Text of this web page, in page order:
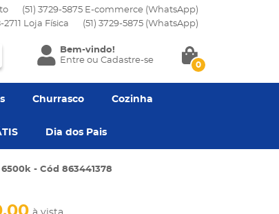
(51) 3729-5875 E-commerce (WhatsApp)
2711 Loja Física
(51) 3729-5875 (WhatsApp)
Bem-vindo!
Entreou Cadastre-se 0
Churrasco Cozinha
Dia dos Pais
- Cód 863441378